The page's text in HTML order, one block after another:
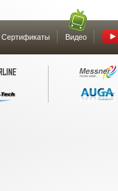
Сертификаты Видео